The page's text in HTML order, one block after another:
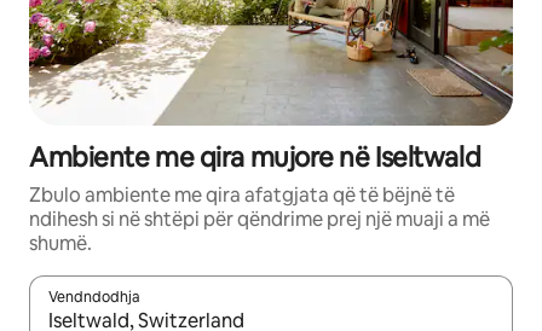
Ambiente me qira mujore në Iseltwald
Zbulo ambiente me qira afatgjata që të bëjnë të
ndihesh si në shtëpi për qëndrime prej një muaji a më
shumë.
Vendndodhja
Kur rezultatet të jenë të disponueshme, lëviz me butonat e